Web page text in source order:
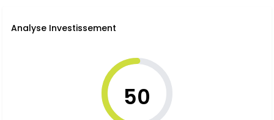
Analyse Investissement
50